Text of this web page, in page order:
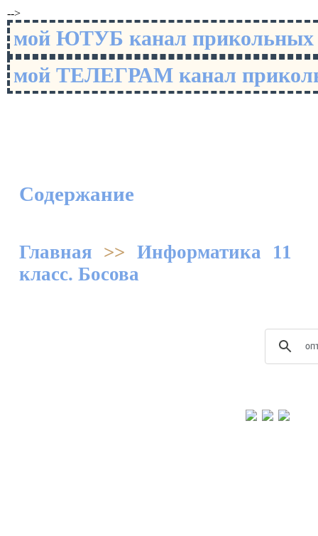
-->
мой ЮТУБ канал
мой ТЕЛЕГРАМ канал
Содержание
Главная >> Информатика 11
класс. Босова